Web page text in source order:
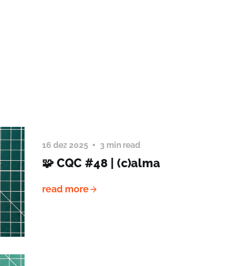
16 dez 2025 3 min read
🧩 CQC #48 | (c)alma
read more